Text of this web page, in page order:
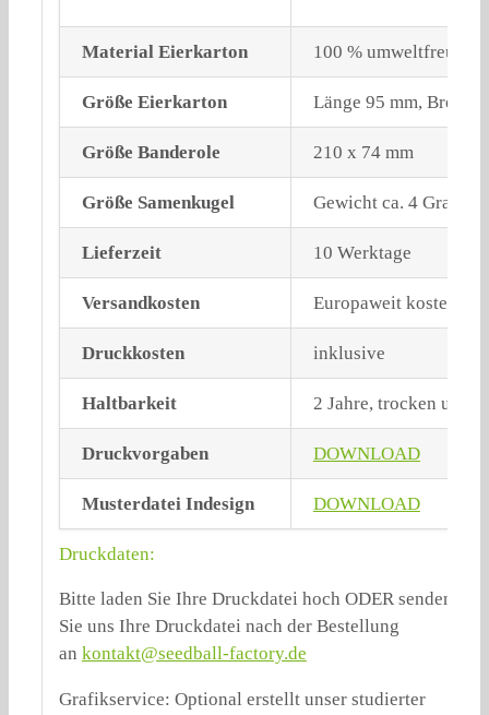
Material Eierkarton 100 %
Größe Eierkarton Länge 95 mm, Breite
Größe Banderole 210 x 74 mm
Größe Samenkugel Gewicht ca. 4
Lieferzeit 10 Werktage
Versandkosten Europaweit
Druckkosten inklusive
Haltbarkeit 2 Jahre, trocken und
Druckvorgaben DOWNLOAD
Musterdatei Indesign DOWNLOAD
Druckdaten:
Bitte laden Sie Ihre Druckdatei hoch ODER senden
Sie uns Ihre Druckdatei nach der Bestellung
an kontakt@seedball-factory.de
Grafikservice: Optional erstellt unser studierter